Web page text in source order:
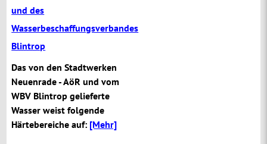
und des
Wasserbeschaffungsverbandes
Blintrop
Das von den Stadtwerken
Neuenrade - AöR und vom
WBV Blintrop gelieferte
Wasser weist folgende
Härtebereiche auf: [Mehr]